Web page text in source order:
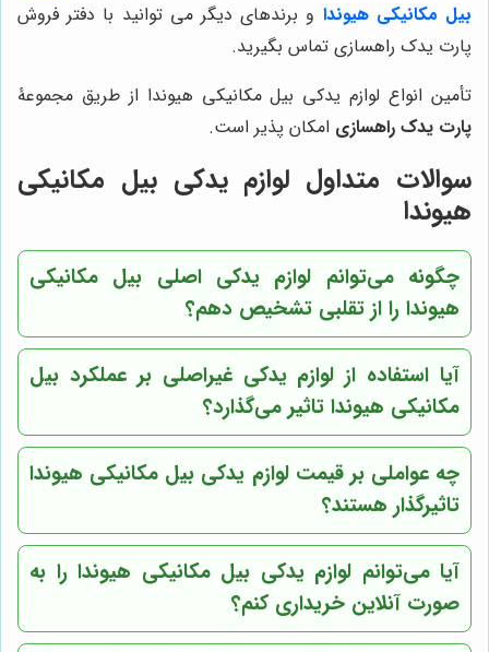
بیل مکانیکی هیوندا و برندهای دیگر می توانید با دفتر فروش
پارت یدک راهسازی تماس بگیرید.
تأمین انواع لوازم یدکی بیل مکانیکی هیوندا از طریق مجموعۀ
پارت یدک راهسازی امکان پذیر است.
سوالات متداول لوازم یدکی بیل مکانیکی
هیوندا
چگونه می‌توانم لوازم یدکی اصلی بیل مکانیکی
هیوندا را از تقلبی تشخیص دهم؟
آیا استفاده از لوازم یدکی غیراصلی بر عملکرد بیل
مکانیکی هیوندا تاثیر می‌گذارد؟
چه عواملی بر قیمت لوازم یدکی بیل مکانیکی هیوندا
تاثیرگذار هستند؟
آیا می‌توانم لوازم یدکی بیل مکانیکی هیوندا را به
صورت آنلاین خریداری کنم؟